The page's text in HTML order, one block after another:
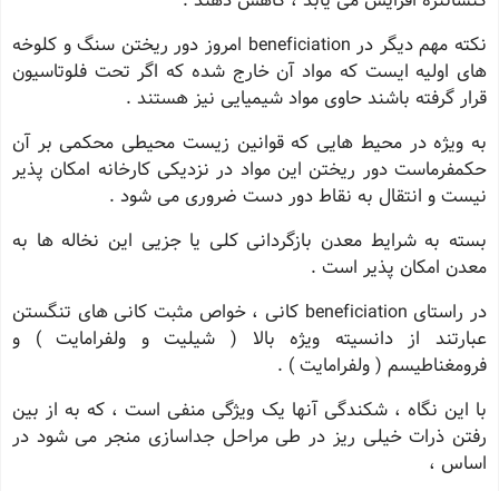
نکته مهم دیگر در beneficiation امروز دور ریختن سنگ و کلوخه
های اولیه ایست که مواد آن خارج شده که اگر تحت فلوتاسیون
قرار گرفته باشند حاوی مواد شیمیایی نیز هستند .
به ویژه در محیط هایی که قوانین زیست محیطی محکمی بر آن
حکمفرماست دور ریختن این مواد در نزدیکی کارخانه امکان پذیر
نیست و انتقال به نقاط دور دست ضروری می شود .
بسته به شرایط معدن بازگردانی کلی یا جزیی این نخاله ها به
معدن امکان پذیر است .
در راستای beneficiation کانی ، خواص مثبت کانی های تنگستن
عبارتند از دانسیته ویژه بالا ( شیلیت و ولفرامایت ) و
فرومغناطیسم ( ولفرامایت ) .
با این نگاه ، شکندگی آنها یک ویژگی منفی است ، که به از بین
رفتن ذرات خیلی ریز در طی مراحل جداسازی منجر می شود در
اساس ،